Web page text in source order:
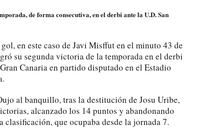
de forma consecutiva, en el derbi ante la U.D. San
en este caso de Javi Misffut en el minuto 43 de
su segunda victoria de la temporada en el derbi
Canaria en partido disputado en el Estadio
al banquillo, tras la destitución de Josu Uribe,
alcanzado los 14 puntos y abandonando
que ocupaba desde la jornada 7.